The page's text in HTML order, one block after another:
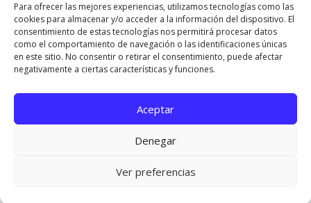
Para ofrecer las mejores experiencias, utilizamos tecnologías como las
cookies para almacenar y/o acceder a la información del dispositivo. El
consentimiento de estas tecnologías nos permitirá procesar datos
como el comportamiento de navegación o las identificaciones únicas
en este sitio. No consentir o retirar el consentimiento, puede afectar
negativamente a ciertas características y funciones.
Aceptar
Denegar
Ver preferencias
Envíos y Devoluciones
Quienes somos
Contacta con nosotros
Política de privacidad
Políticas de Cookies
Aviso Legal
Elegant Themes
¡Ole! 🌺 Gracias por contactar con Pedroche Gitana. Dime qué necesitas y te